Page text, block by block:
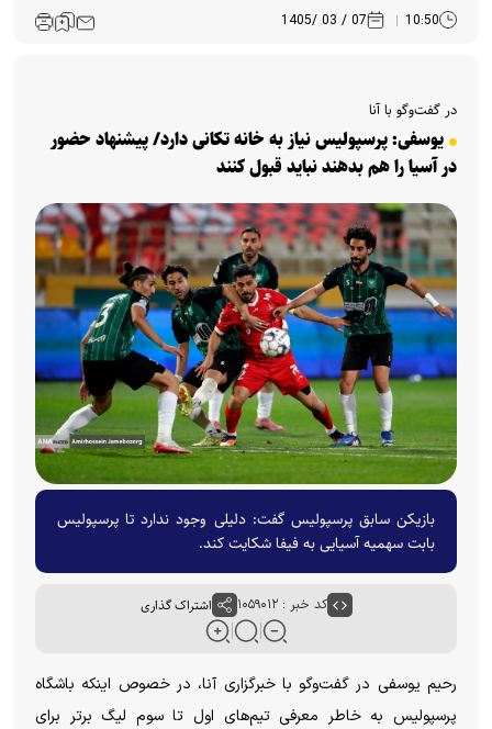
10:50
07 / 03 /1405
در گفت‌وگو با آنا
یوسفی: پرسپولیس نیاز به خانه تکانی دارد/ پیشنهاد حضور
در آسیا را هم بدهند نباید قبول کنند
بازیکن سابق پرسپولیس گفت: دلیلی وجود ندارد تا پرسپولیس
بابت سهمیه آسیایی به فیفا شکایت کند.
کد خبر : ۱۰۵۹۰۱۲ اشتراک گذاری
رحیم یوسفی در گفت‌و‌گو با خبرگزاری آنا، در خصوص اینکه باشگاه
پرسپولیس به خاطر معرفی تیم‌های اول تا سوم لیگ برتر برای